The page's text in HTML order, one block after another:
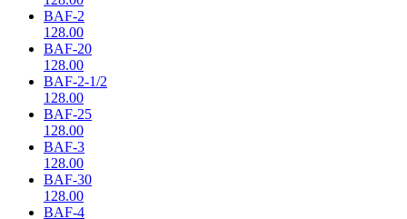
BAF-2
128.00
BAF-20
128.00
BAF-2-1/2
128.00
BAF-25
128.00
BAF-3
128.00
BAF-30
128.00
BAF-4